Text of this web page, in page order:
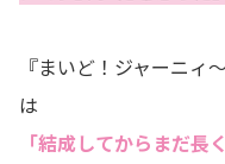
『まいど！ジャーニィ
は
「結成してからまだ